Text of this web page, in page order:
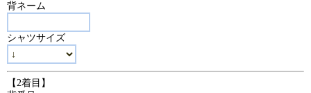
背ネーム
シャツサイズ
【2着目】